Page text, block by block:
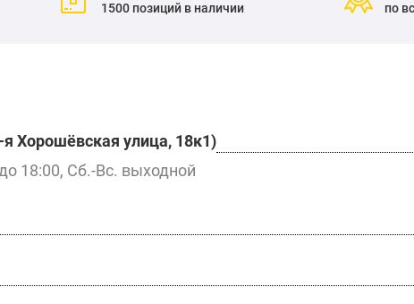
1500 позиций в наличии
по
Хорошёвская улица, 18к1)
18:00, Сб.-Вс. выходной